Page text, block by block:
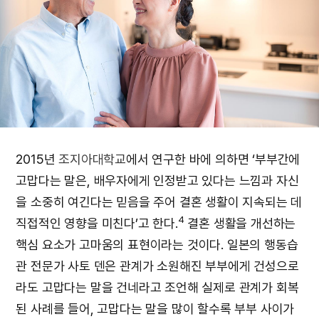
2015년조지아대학교에서 연구한 바에 의하면 ‘부부간에
고맙다는 말은, 배우자에게 인정받고 있다는 느낌과 자신
을 소중히 여긴다는 믿음을 주어 결혼 생활이 지속되는 데
직접적인 영향을 미친다’고 한다.4 결혼 생활을 개선하는
핵심 요소가 고마움의 표현이라는 것이다. 일본의 행동습
관 전문가 사토 덴은 관계가 소원해진 부부에게 건성으로
라도 고맙다는 말을 건네라고 조언해 실제로 관계가 회복
된 사례를 들어, 고맙다는 말을 많이 할수록 부부 사이가